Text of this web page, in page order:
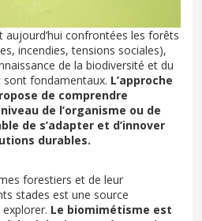
aujourd’hui confrontées les forêts
incendies, tensions sociales),
de la biodiversité et du
fondamentaux. L’approche
de comprendre
de l’organisme ou de
de s’adapter et d’innover
durables.
forestiers et de leur
stades est une source
explorer. Le biomimétisme est